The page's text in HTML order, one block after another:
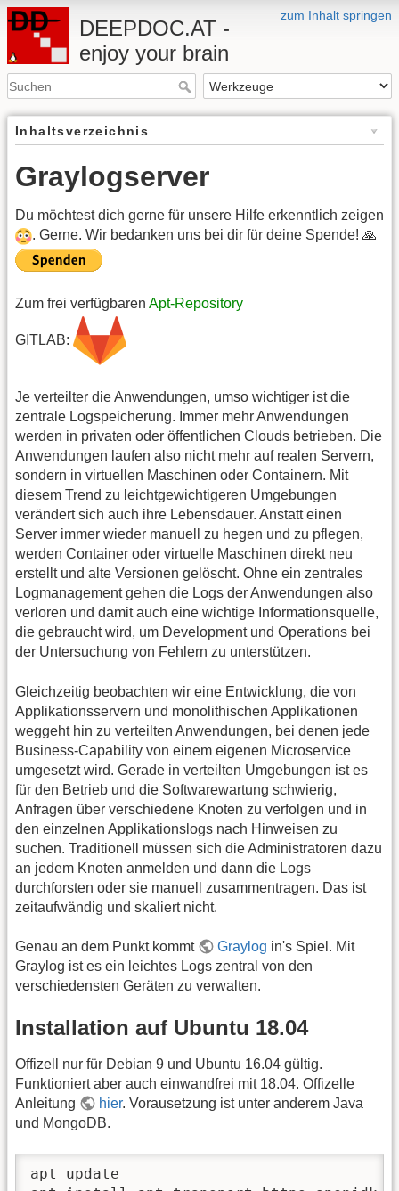
zum Inhalt springen
DEEPDOC.AT -
enjoy your brain
Inhaltsverzeichnis
Graylogserver
Du möchtest dich gerne für unsere Hilfe erkenntlich zeigen
. Gerne. Wir bedanken uns bei dir für deine Spende! 🙏
Zum frei verfügbaren Apt-Repository
GITLAB:
Je verteilter die Anwendungen, umso wichtiger ist die
zentrale Logspeicherung. Immer mehr Anwendungen
werden in privaten oder öffentlichen Clouds betrieben. Die
Anwendungen laufen also nicht mehr auf realen Servern,
sondern in virtuellen Maschinen oder Containern. Mit
diesem Trend zu leichtgewichtigeren Umgebungen
verändert sich auch ihre Lebensdauer. Anstatt einen
Server immer wieder manuell zu hegen und zu pflegen,
werden Container oder virtuelle Maschinen direkt neu
erstellt und alte Versionen gelöscht. Ohne ein zentrales
Logmanagement gehen die Logs der Anwendungen also
verloren und damit auch eine wichtige Informationsquelle,
die gebraucht wird, um Development und Operations bei
der Untersuchung von Fehlern zu unterstützen.
Gleichzeitig beobachten wir eine Entwicklung, die von
Applikationsservern und monolithischen Applikationen
weggeht hin zu verteilten Anwendungen, bei denen jede
Business-Capability von einem eigenen Microservice
umgesetzt wird. Gerade in verteilten Umgebungen ist es
für den Betrieb und die Softwarewartung schwierig,
Anfragen über verschiedene Knoten zu verfolgen und in
den einzelnen Applikationslogs nach Hinweisen zu
suchen. Traditionell müssen sich die Administratoren dazu
an jedem Knoten anmelden und dann die Logs
durchforsten oder sie manuell zusammentragen. Das ist
zeitaufwändig und skaliert nicht.
Genau an dem Punkt kommt Graylog in's Spiel. Mit
Graylog ist es ein leichtes Logs zentral von den
verschiedensten Geräten zu verwalten.
Installation auf Ubuntu 18.04
Offizell nur für Debian 9 und Ubuntu 16.04 gültig.
Funktioniert aber auch einwandfrei mit 18.04. Offizelle
Anleitung
hier. Vorausetzung ist unter anderem Java
und MongoDB.
apt update